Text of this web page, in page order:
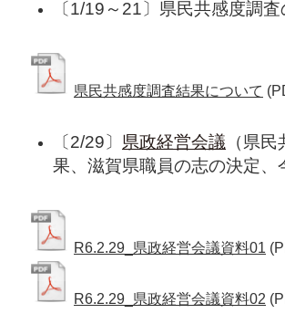
〔1/19～21〕県民共感度調
県民共感度調査結果について
〔2/29〕 県政経営会議 （県
果、滋賀県職員の志の決定、
R6.2.29_県政経営会議資料01
R6.2.29_県政経営会議資料02